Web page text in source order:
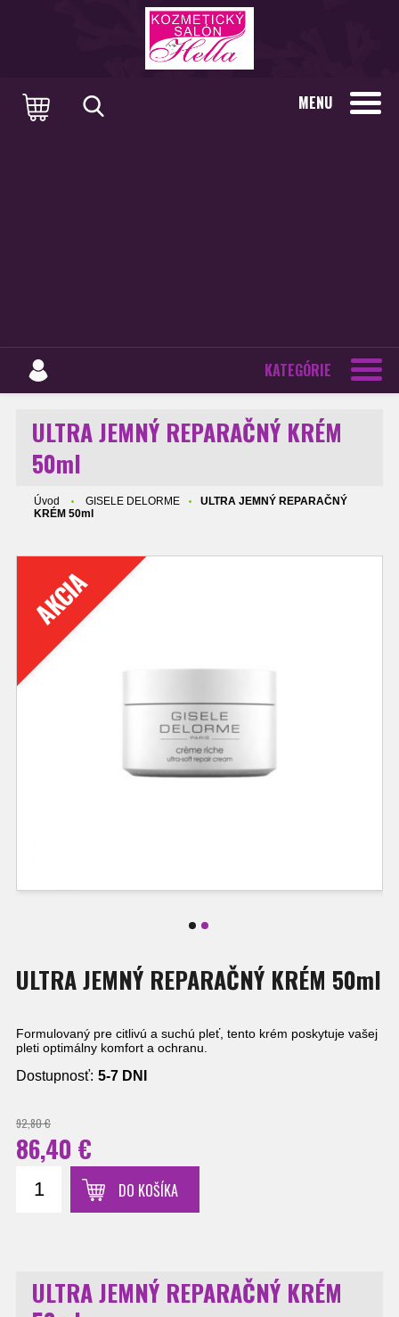
MENU
KATEGÓRIE
ULTRA JEMNÝ REPARAČNÝ KRÉM
50ml
Úvod GISELE DELORME
ULTRA JEMNÝ REPARAČNÝ
KRÉM 50ml
AKCIA
ULTRA JEMNÝ REPARAČNÝ KRÉM 50ml
Formulovaný pre citlivú a suchú pleť, tento krém poskytuje vašej
pleti optimálny komfort a ochranu.
Dostupnosť: 5-7 DNI
92,80 €
86,40 €
DO KOŠÍKA
ULTRA JEMNÝ REPARAČNÝ KRÉM